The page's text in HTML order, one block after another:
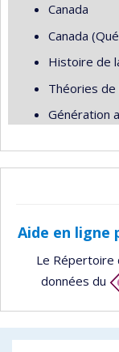
Canada
Canada
Histoire de
Théories
Génération
Aide en
Le Répertoire
données du